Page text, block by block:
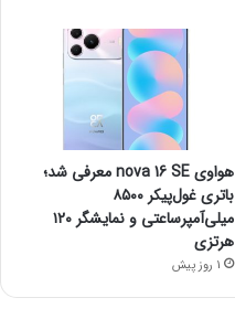
هواوی nova 16 SE معرفی شد؛
باتری غول‌پیکر ۸۵۰۰
میلی‌آمپرساعتی و نمایشگر ۱۲۰
هرتزی
1 روز پیش